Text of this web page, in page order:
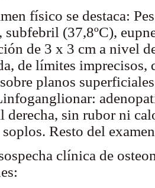
físico se destaca:
subfebril (37,8ºC),
de 3 x 3 cm a nivel
de límites imprecisos,
planos
derecha, sin rubor ni
Resto del
clínica de